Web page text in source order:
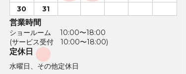
30
31
営業時間
ショールーム 10:00〜18:00
(サービス受付 10:00〜18:00)
定休日
水曜日、その他定休日